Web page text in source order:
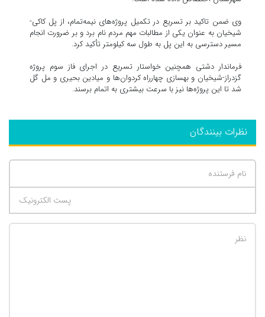
وی ضمن تاکید بر تسریع در تکمیل پروژه‌های نیمه‌تمام، از پل کاکی-
شیخیان به عنوان یکی از مطالبات مهم مردم نام برد و بر ضرورت انجام
مسیر دسترسی به این پل به طول سه کیلومتر تأکید کرد.
فرماندار دشتی همچنین خواستار تسریع در اجرای فاز سوم پروژه
گزدراز-شیخیان و بهسازی چهارراه کردوان‌ها و میادین بحیری و مل گل
شد تا این پروژه‌ها نیز با سرعت بیشتری به اتمام برسند.
نظرات بینندگان